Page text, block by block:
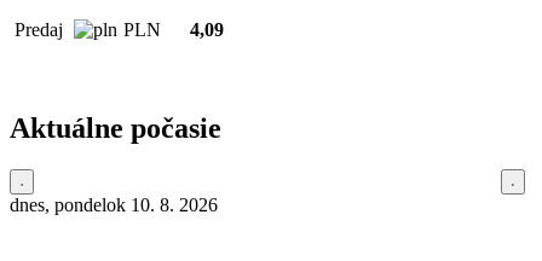
Predaj PLN 4,09
Aktuálne počasie
dnes, pondelok 10. 8. 2026